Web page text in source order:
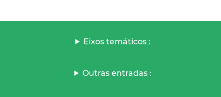
Eixos temáticos :
Outras entradas :